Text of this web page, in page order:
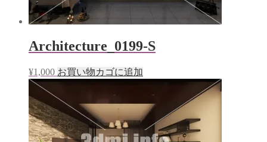
Architecture_0199-S
¥1,000 お買い物カゴに追加